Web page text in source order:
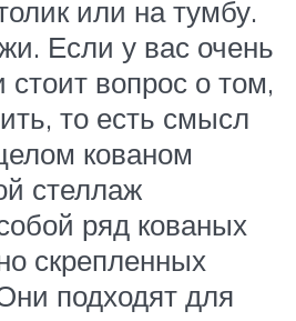
или на тумбу.
Если у вас очень
стоит вопрос о том,
то есть смысл
кованом
стеллаж
ряд кованых
скрепленных
подходят для